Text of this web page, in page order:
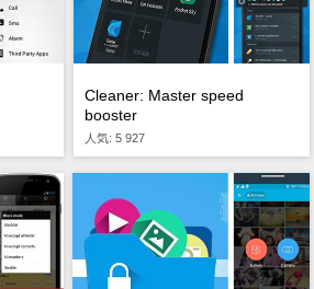
Cleaner: Master speed
booster
人気: 5 927